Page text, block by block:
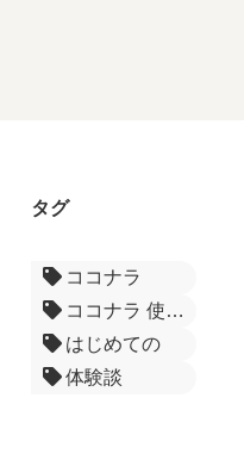
タグ
ココナラ
ココナラ 使い方
はじめての
体験談